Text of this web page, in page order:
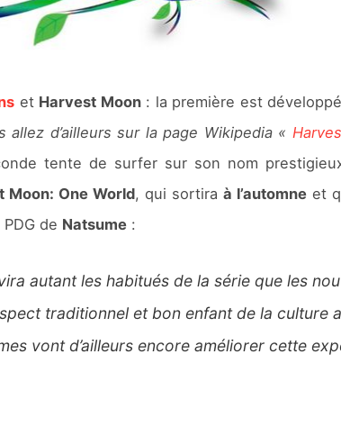
et Harvest Moon: la première est
allez d’ailleurs sur la page Wikipedia «
tente de surfer sur son nom
Moon: One World, qui sortira à l’automneet
PDG de Natsume:
autant les habitués de la série que les
traditionnel et bon enfant de la culture
vont d’ailleurs encore améliorer cette